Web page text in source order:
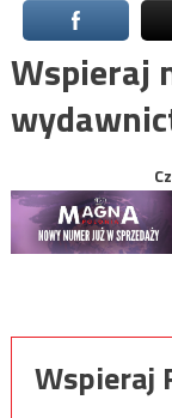
Wspieraj
Wspieraj